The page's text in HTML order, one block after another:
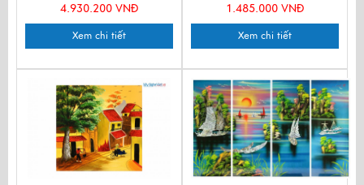
4.930.200 VNĐ
Xem chi tiết
1.485.000 VNĐ
Xem chi tiết